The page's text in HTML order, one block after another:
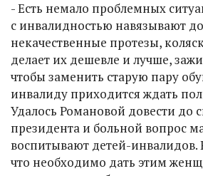
- Есть немало проблемных
с инвалидностью навязывают
некачественные протезы,
делает их дешевле и лучше,
чтобы заменить старую пару
инвалиду приходится ждать
Удалось Романовой довести до
президента и больной вопрос
воспитывают детей-инвалидов.
что необходимо дать этим